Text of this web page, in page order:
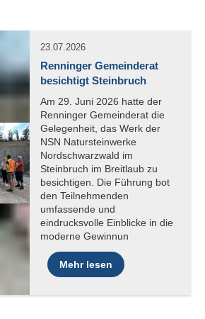
23.07.2026
Renninger Gemeinderat
besichtigt Steinbruch
Mehr lesen